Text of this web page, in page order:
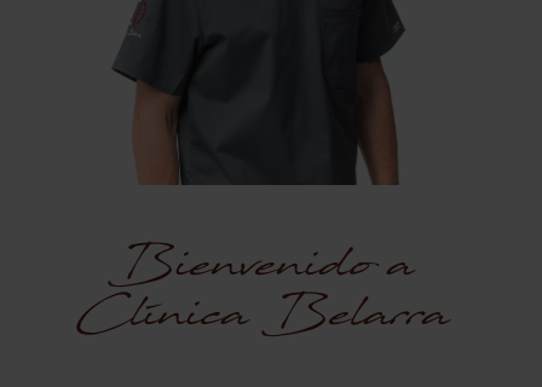
Bienvenido a
Clínica Belarra